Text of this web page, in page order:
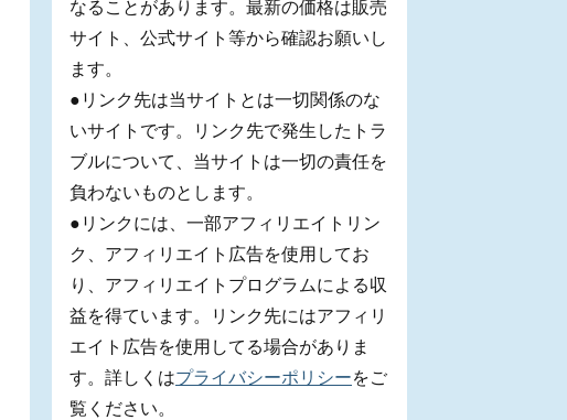
なることがあります。最新の価格は販売
サイト、公式サイト等から確認お願いし
ます。
●リンク先は当サイトとは一切関係のな
いサイトです。リンク先で発生したトラ
ブルについて、当サイトは一切の責任を
負わないものとします。
●リンクには、一部アフィリエイトリン
ク、アフィリエイト広告を使用してお
り、アフィリエイトプログラムによる収
益を得ています。リンク先にはアフィリ
エイト広告を使用してる場合がありま
す。詳しくはプライバシーポリシーをご
覧ください。